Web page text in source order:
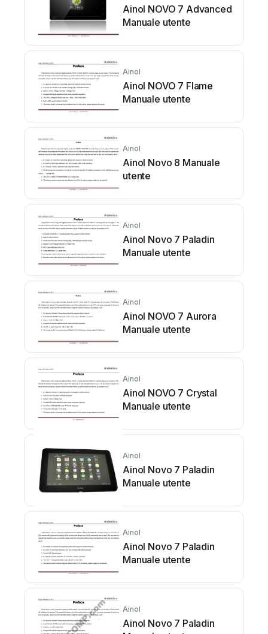
Ainol NOVO 7 Advanced
Manuale utente
Ainol
Ainol NOVO 7 Flame
Manuale utente
Ainol
Ainol Novo 8 Manuale
utente
Ainol
Ainol Novo 7 Paladin
Manuale utente
Ainol
Ainol NOVO 7 Aurora
Manuale utente
Ainol
Ainol NOVO 7 Crystal
Manuale utente
Ainol
Ainol Novo 7 Paladin
Manuale utente
Ainol
Ainol Novo 7 Paladin
Manuale utente
Ainol
Ainol Novo 7 Paladin